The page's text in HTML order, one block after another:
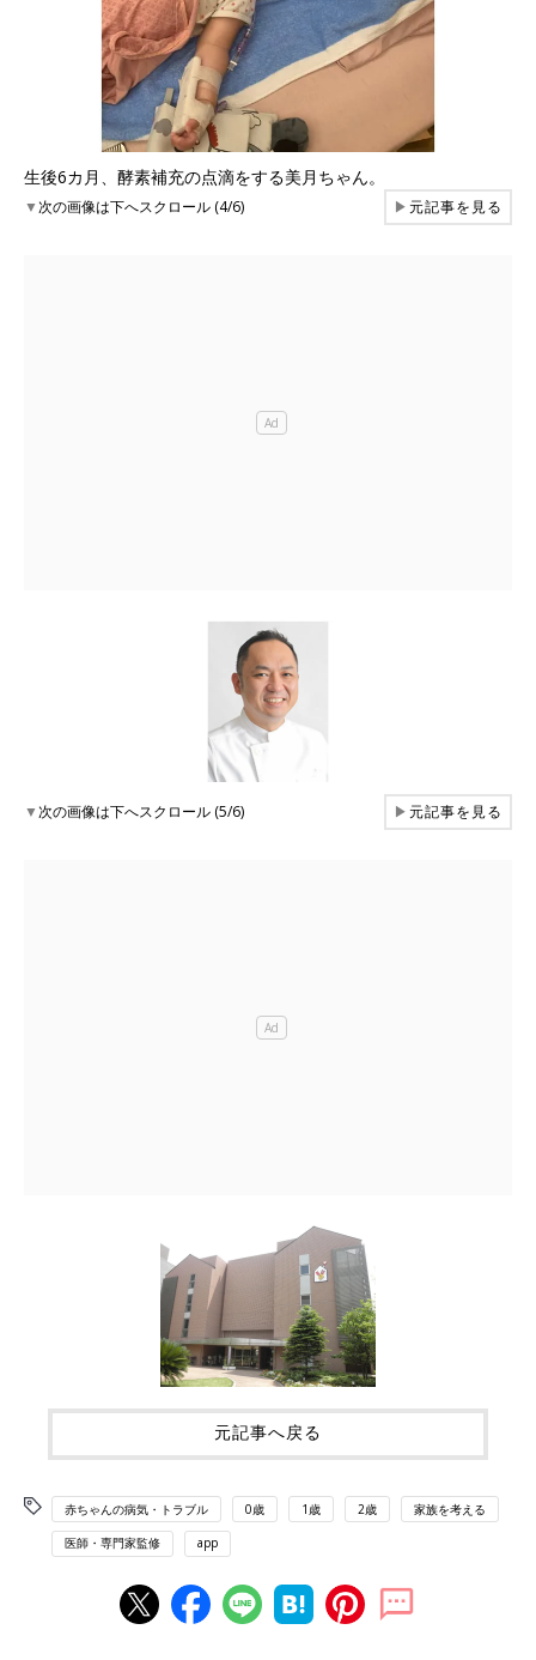
生後6カ月、酵素補充の点滴をする美月ちゃん。
▼次の画像は下へスクロール (4/6) ▶元記事を見る
▼次の画像は下へスクロール (5/6) ▶元記事を見る
元記事へ戻る
赤ちゃんの病気・トラブル 0歳 1歳 2歳 家族を考える
医師・専門家監修 app